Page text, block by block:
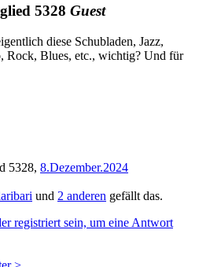
5328 Guest
diese Schubladen, Jazz,
Rock, Blues, etc., wichtig? Und für
5328, 8.Dezember.2024
und 2 anderen gefällt das.
registriert sein, um eine Antwort